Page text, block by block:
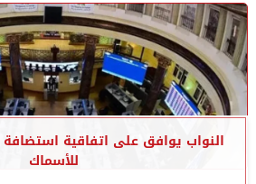
النواب يوافق على اتفاقية
للأسماك